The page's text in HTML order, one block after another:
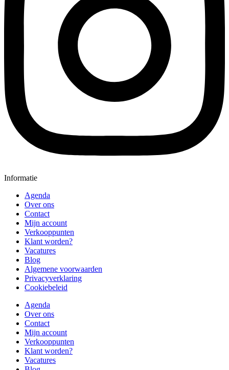
Informatie
Agenda
Over ons
Contact
Mijn account
Verkooppunten
Klant worden?
Vacatures
Blog
Algemene voorwaarden
Privacyverklaring
Cookiebeleid
Agenda
Over ons
Contact
Mijn account
Verkooppunten
Klant worden?
Vacatures